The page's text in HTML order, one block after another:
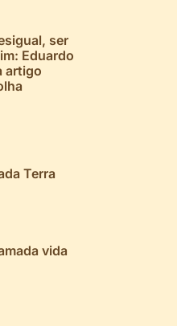
ser
Eduardo
artigo
Terra
vida